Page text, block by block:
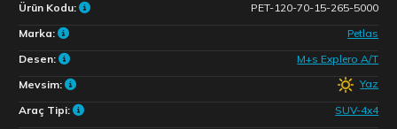
Ürün Kodu:
PET-120-70-15-265-5000
Marka:
Petlas
Desen:
M+s Explero A/T
Mevsim:
Yaz
Araç Tipi:
SUV-4x4